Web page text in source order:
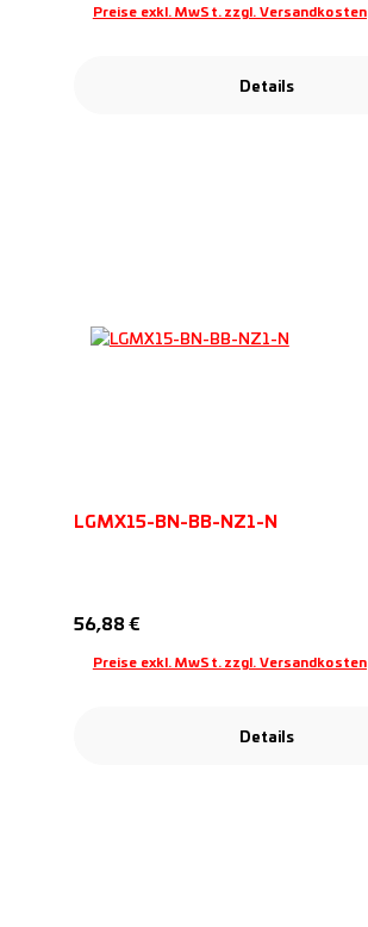
Preise exkl. MwSt. zzgl. Versandkosten
Details
LGMX15-BN-BB-NZ1-N
Regulärer Preis:
56,88 €
Preise exkl. MwSt. zzgl. Versandkosten
Details